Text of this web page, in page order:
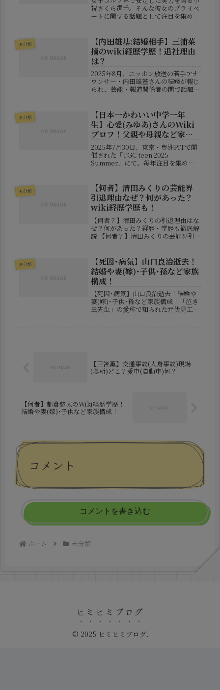
祝さくら選手。そんな彼女のプライベ
ートに関する話題として注目を集めて
ファー同士のビッグカップル誕生に、
多くのゴルフファンが驚きと祝福の声
を...
未分類
【内田雄基:結婚相手】三浦菜
摘のwiki経歴学歴！退社理由
は？
2025年8月、ニッポン放送の若手アナ
ウンサー・内田雄基さんの結婚が報じ
られ、芸能・報道関係者の間で話題を
活躍し、現在は科学館での広報活動に
携わっている三浦菜摘（みうら ...
未分類
【日本一かわいい中学一年
生】心愛(みゆあ)さんのWiki
プロフ！父親や母親など家族
構成は？
2025年7月30日、東京・豊洲PITで開
催された「TGC teen 2025
Summer」にて、毎年注目を集め
たのが、山口県出身の心愛（みゆあ）
さんです。「日本一かわ...
未分類
【何者】清田みくりの芸能界
引退理由なぜ？何があった？
wiki経歴学歴も！
【何者？】清田みくりの引退理由はな
ぜ？何があった？経歴・学歴も徹底解
説 【何者？】清田みくりの芸能界引
田みくり（きよた・みくり）さん
（2002年8月20日生まれ）が、20...
未分類
【死因･病気】山口良治逝去！
結婚や妻(嫁)･子供･孫など家族
構成！
【死因･病気】山口良治逝去！結婚や
妻(嫁)･子供･孫など家族構成！「泣き
虫先生」の愛称で知られた元伏見工業
【三笘薫】交通事故(人身事故)現場
(場所)どこ？愛車(自動車)何？
【何者】都倉悠太のWiki経歴学歴！
結婚や妻(嫁)･子供など家族構成！
コメント
コメントを書き込む
ホーム 未分類
ヒミヒミブログ
© 2025 ヒミヒミブログ.